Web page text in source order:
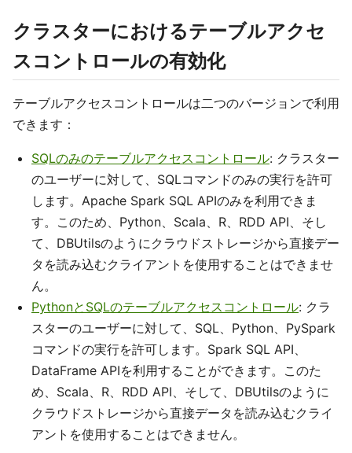
クラスターにおけるテーブルアクセ
スコントロールの有効化
テーブルアクセスコントロールは二つのバージョンで利用
できます：
SQLのみのテーブルアクセスコントロール: クラスター
のユーザーに対して、SQLコマンドのみの実行を許可
します。Apache Spark SQL APIのみを利用できま
す。このため、Python、Scala、R、RDD API、そし
て、DBUtilsのようにクラウドストレージから直接デー
タを読み込むクライアントを使用することはできませ
ん。
PythonとSQLのテーブルアクセスコントロール: クラ
スターのユーザーに対して、SQL、Python、PySpark
コマンドの実行を許可します。Spark SQL API、
DataFrame APIを利用することができます。このた
め、Scala、R、RDD API、そして、DBUtilsのように
クラウドストレージから直接データを読み込むクライ
アントを使用することはできません。